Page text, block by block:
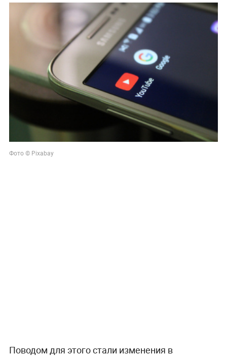
Фото © Pixabay
Поводом для этого стали изменения в